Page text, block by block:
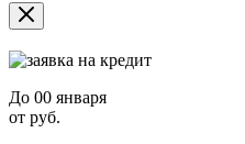
До 00 января
от руб.